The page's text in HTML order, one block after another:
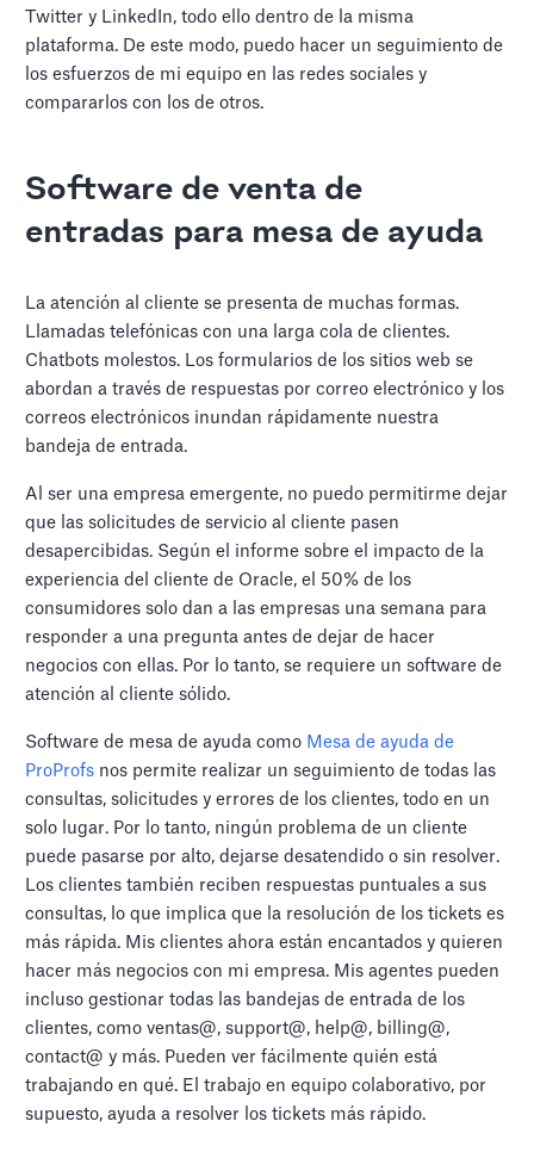
Twitter y LinkedIn, todo ello dentro de la misma
plataforma. De este modo, puedo hacer un seguimiento de
los esfuerzos de mi equipo en las redes sociales y
compararlos con los de otros.
Software de venta de
entradas para mesa de ayuda
La atención al cliente se presenta de muchas formas.
Llamadas telefónicas con una larga cola de clientes.
Chatbots molestos. Los formularios de los sitios web se
abordan a través de respuestas por correo electrónico y los
correos electrónicos inundan rápidamente nuestra
bandeja de entrada.
Al ser una empresa emergente, no puedo permitirme dejar
que las solicitudes de servicio al cliente pasen
desapercibidas. Según el informe sobre el impacto de la
experiencia del cliente de Oracle, el 50% de los
consumidores solo dan a las empresas una semana para
responder a una pregunta antes de dejar de hacer
negocios con ellas. Por lo tanto, se requiere un software de
atención al cliente sólido.
Software de mesa de ayuda como Mesa de ayuda de
ProProfs nos permite realizar un seguimiento de todas las
consultas, solicitudes y errores de los clientes, todo en un
solo lugar. Por lo tanto, ningún problema de un cliente
puede pasarse por alto, dejarse desatendido o sin resolver.
Los clientes también reciben respuestas puntuales a sus
consultas, lo que implica que la resolución de los tickets es
más rápida. Mis clientes ahora están encantados y quieren
hacer más negocios con mi empresa. Mis agentes pueden
incluso gestionar todas las bandejas de entrada de los
clientes, como ventas@, support@, help@, billing@,
contact@ y más. Pueden ver fácilmente quién está
trabajando en qué. El trabajo en equipo colaborativo, por
supuesto, ayuda a resolver los tickets más rápido.